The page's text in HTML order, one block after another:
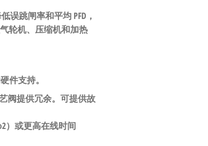
跳闸率和平均 PFD，
轮机、压缩机和加热
件支持。
艺阀提供冗余。可提供故
）或更高在线时间